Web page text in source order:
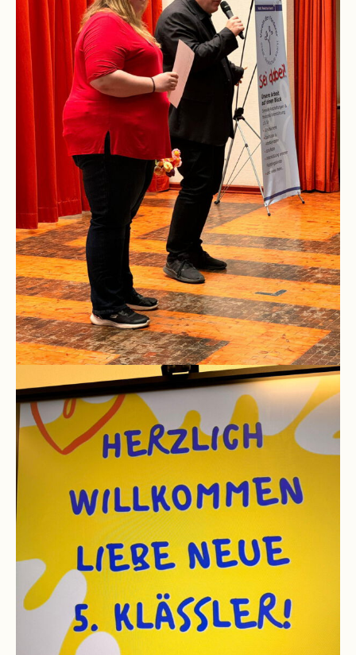
Downloads
Formulare
für
Viertklässler
Anmeldung
Schülerbücherei
Hausordnung
Schulbuchordnung
Pausenordnung
Handynutzung
Datenschutz
Sponsoren
Bestellung
Schokoticket